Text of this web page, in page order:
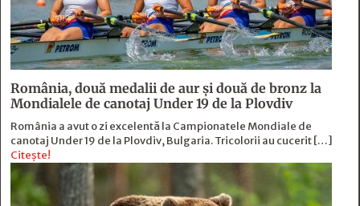
România, două medalii de aur și două de bronz la
Mondialele de canotaj Under 19 de la Plovdiv
România a avut o zi excelentă la Campionatele Mondiale de
canotaj Under 19 de la Plovdiv, Bulgaria. Tricolorii au cucerit […]
Citește!